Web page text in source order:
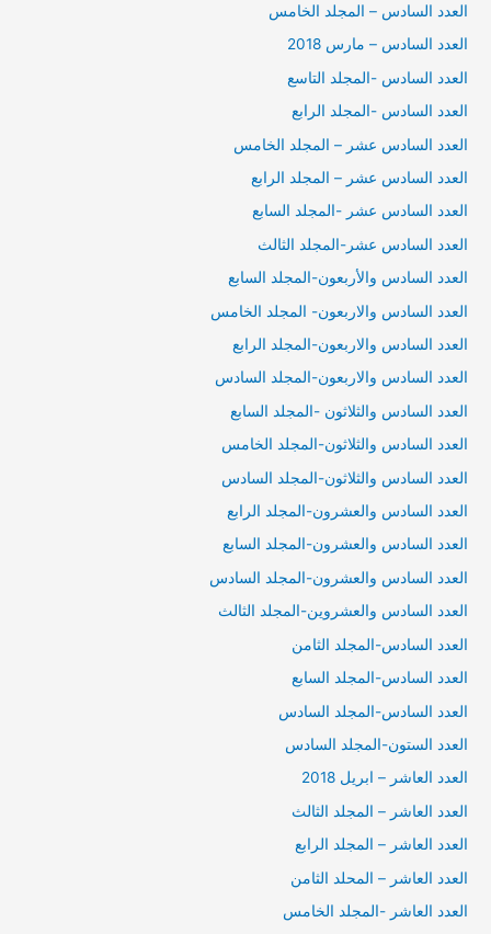
العدد السادس – المجلد الخامس
العدد السادس – مارس 2018
العدد السادس -المجلد التاسع
العدد السادس -المجلد الرابع
العدد السادس عشر – المجلد الخامس
العدد السادس عشر – المجلد الرابع
العدد السادس عشر -المجلد السابع
العدد السادس عشر-المجلد الثالث
العدد السادس والأربعون-المجلد السابع
العدد السادس والاربعون- المجلد الخامس
العدد السادس والاربعون-المجلد الرابع
العدد السادس والاربعون-المجلد السادس
العدد السادس والثلاثون -المجلد السابع
العدد السادس والثلاثون-المجلد الخامس
العدد السادس والثلاثون-المجلد السادس
العدد السادس والعشرون-المجلد الرابع
العدد السادس والعشرون-المجلد السابع
العدد السادس والعشرون-المجلد السادس
العدد السادس والعشروين-المجلد الثالث
العدد السادس-المجلد الثامن
العدد السادس-المجلد السابع
العدد السادس-المجلد السادس
العدد الستون-المجلد السادس
العدد العاشر – ابريل 2018
العدد العاشر – المجلد الثالث
العدد العاشر – المجلد الرابع
العدد العاشر – المحلد الثامن
العدد العاشر -المجلد الخامس